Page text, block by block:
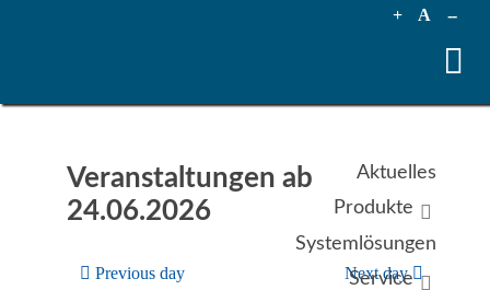
+ A --
Aktuelles
Produkte
Systemlösungen
Service
Veranstaltungen ab
24.06.2026
Previous day Next day